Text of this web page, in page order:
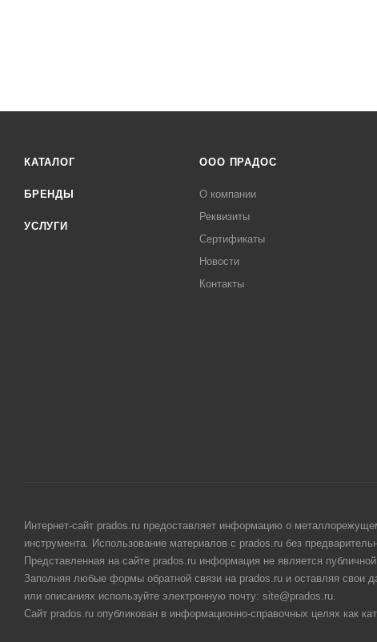
КАТАЛОГ
БРЕНДЫ
УСЛУГИ
ООО ПРАДОС
О компании
Реквизиты
Сертификаты
Новости
Контакты
Интернет-сайт prados.ru предоставляет информацию о
инструмента. Использование материалов с prados.ru без
Представленная на сайте prados.ru информация не является
Заполняя любые формы обратной связи на prados.ru и оставляя свои
или описаниях используйте электронную почту: site@prados.ru.
Сайт prados.ru опубликован в информационно-справочных целях как